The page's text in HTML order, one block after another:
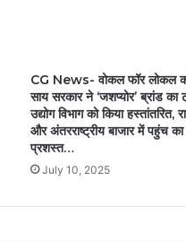
CG News- वोकल फॉर लोकल
साय सरकार ने ‘जशप्योर’ ब्रांड का
उद्योग विभाग को किया हस्तांतरित,
और अंतरराष्ट्रीय बाजार में पहुंच का
प्रशस्त…
July 10, 2025